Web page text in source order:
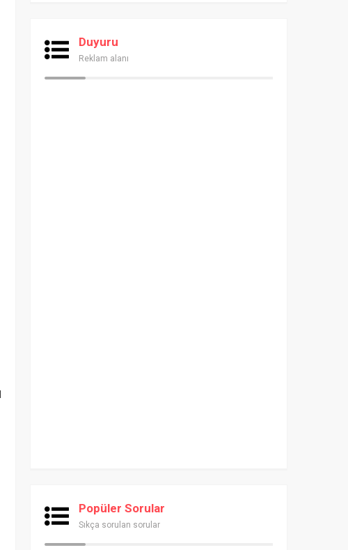
Duyuru
Reklam alanı
Popüler Sorular
Sıkça sorulan sorular